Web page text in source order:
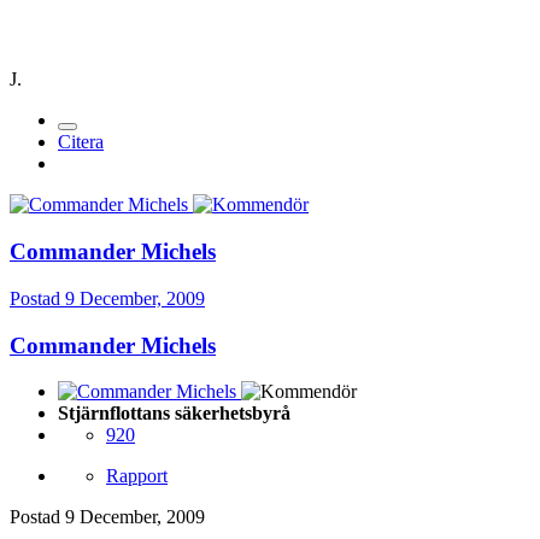
J.
Citera
Commander Michels
Postad 9 December, 2009
Commander Michels
Stjärnflottans säkerhetsbyrå
920
Rapport
Postad 9 December, 2009